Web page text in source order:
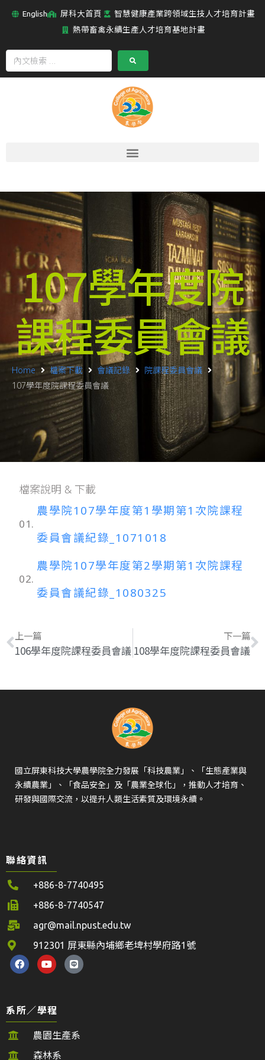
English 屏科大首頁
智慧健康產業跨領域生技人才培育計畫
熱帶畜禽永續生產人才培育基地計畫
107學年度院
課程委員會議
Home 檔案下載 會議記錄
院課程委員會議
107學年度院課程委員會議
檔案說明 & 下載
01.
農學院107學年度第1學期第1次院課程
委員會議紀錄_1071018
02.
農學院107學年度第2學期第1次院課程
委員會議紀錄_1080325
上一篇
106學年度院課程委員會議
下一篇
108學年度院課程委員會議
國立屏東科技大學農學院全力發展「科技農業」、「生態產業與
永續農業」、「食品安全」及「農業全球化」，推動人才培育、
研發與國際交流，以提升人類生活素質及環境永續。
聯絡資訊
+886-8-7740495
+886-8-7740547
agr@mail.npust.edu.tw
912301 屏東縣內埔鄉老埤村學府路1號
系所／學程
農園生產系
森林系